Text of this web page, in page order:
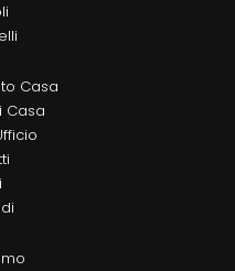
Casa
Casa